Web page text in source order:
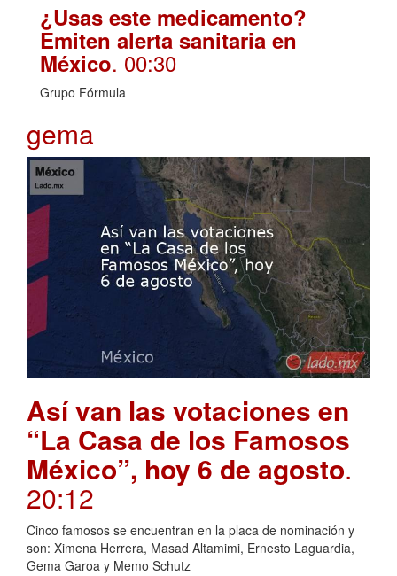
¿Usas este medicamento?
Emiten alerta sanitaria en
México. 00:30
Grupo Fórmula
gema
Así van las votaciones en
“La Casa de los Famosos
México”, hoy 6 de agosto.
20:12
Cinco famosos se encuentran en la placa de nominación y
son: Ximena Herrera, Masad Altamimi, Ernesto Laguardia,
Gema Garoa y Memo Schutz